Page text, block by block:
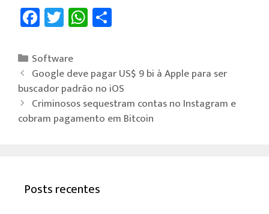
Fa
ce
b
o
ok
T
wi
tt
er
W
h
sA
p
p
Software
Google deve pagar US$ 9 bi à Apple para ser
buscador padrão no iOS
Criminosos sequestram contas no Instagram e
cobram pagamento em Bitcoin
Posts recentes